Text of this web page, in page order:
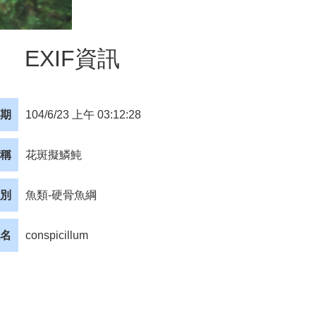
EXIF資訊
104/6/23 上午 03:12:28
花斑擬鱗魨
魚類-硬骨魚綱
conspicillum